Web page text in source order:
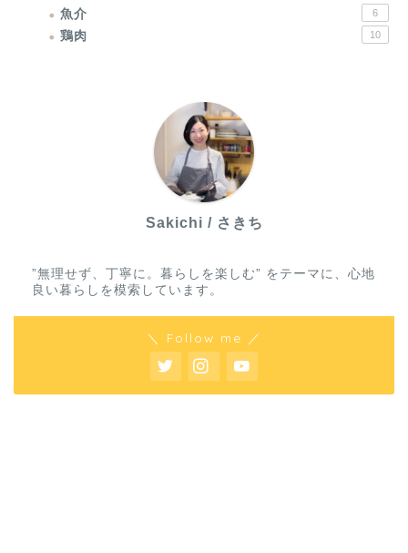
魚介 6
鶏肉 10
Sakichi / さきち
”無理せず、丁寧に。暮らしを楽しむ” をテーマに、心地
良い暮らしを模索しています。
＼ Follow me ／